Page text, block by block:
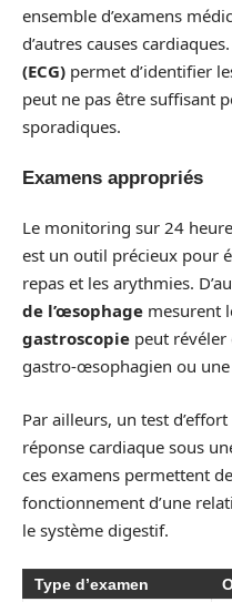
ensemble d’examens
d’autres causes
(ECG) permet d’identifier
peut ne pas être suffisant
sporadiques.
Examens appropriés
Le monitoring sur 24
est un outil précieux pour
repas et les arythmies.
de l’œsophage mesurent
gastroscopie peut révéler
gastro-œsophagien ou
Par ailleurs, un test
réponse cardiaque sous
ces examens permettent
fonctionnement d’une
le système digestif.
Type d’examen